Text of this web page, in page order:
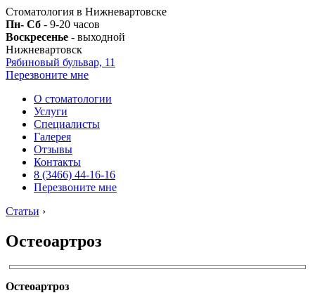
Стоматология в Нижневартовске
Пн- Сб - 9-20 часов
Воскресенье - выходной
Нижневартовск
Рябиновый бульвар, 11
Перезвоните мне
О стоматологии
Услуги
Специалисты
Галерея
Отзывы
Контакты
8 (3466) 44-16-16
Перезвоните мне
Статьи ›
Остеоартроз
Остеоартроз